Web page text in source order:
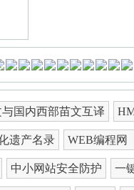
与国内西部苗文互译
遗产名录 WEB编程网
中小网站安全防护 一